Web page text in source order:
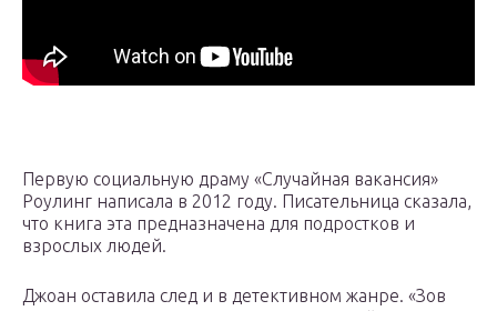
Первую социальную драму «Случайная вакансия»
Роулинг написала в 2012 году. Писательница сказала,
что книга эта предназначена для подростков и
взрослых людей.
Джоан оставила след и в детективном жанре. «Зов